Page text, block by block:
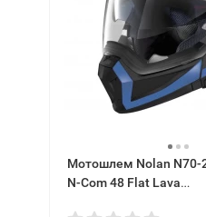
Мотошлем Nolan N70-
N-Com 48 Flat Lava